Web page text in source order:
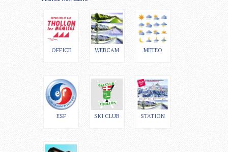
OFFICE WEBCAM METEO
ESF SKI CLUB STATION